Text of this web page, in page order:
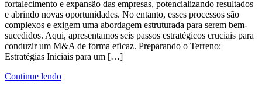
fortalecimento e expansão das empresas, potencializando resultados
e abrindo novas oportunidades. No entanto, esses processos são
complexos e exigem uma abordagem estruturada para serem bem-
sucedidos. Aqui, apresentamos seis passos estratégicos cruciais para
conduzir um M&A de forma eficaz. Preparando o Terreno:
Estratégias Iniciais para um […]
Continue lendo